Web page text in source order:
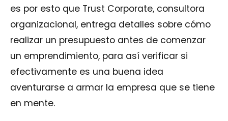
es por esto que Trust Corporate, consultora
organizacional, entrega detalles sobre cómo
realizar un presupuesto antes de comenzar
un emprendimiento, para así verificar si
efectivamente es una buena idea
aventurarse a armar la empresa que se tiene
en mente.